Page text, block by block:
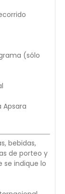
(sólo
Apsara
bebidas,
de porteo y
se indique lo